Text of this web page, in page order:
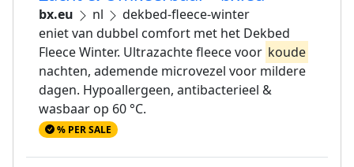
bx.eu nl
dekbed-fleece-winter
eniet van dubbel comfort met het Dekbed
Fleece Winter. Ultrazachte fleece voor koude
nachten, ademende microvezel voor mildere
dagen. Hypoallergeen, antibacterieel &
wasbaar op 60 °C.
% PER SALE